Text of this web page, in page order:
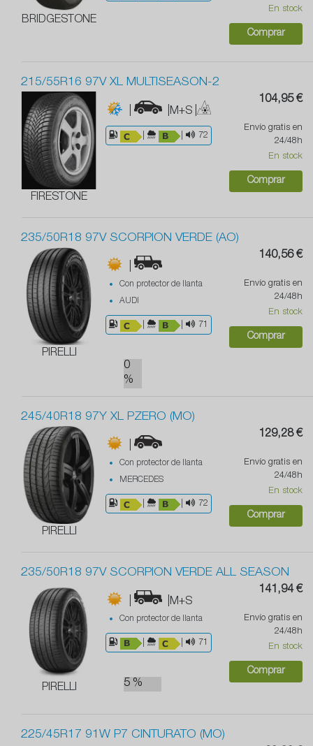
BRIDGESTONE
En stock
Comprar
215/55R16 97V XL MULTISEASON-2
FIRESTONE
| |M+S |
72
104,95 €
Envío gratis en
24/48h
En stock
Comprar
235/50R18 97V SCORPION VERDE (AO)
PIRELLI
|
Con protector de llanta
AUDI
71
0
%
140,56 €
Envío gratis en
24/48h
En stock
Comprar
245/40R18 97Y XL PZERO (MO)
PIRELLI
|
Con protector de llanta
MERCEDES
72
129,28 €
Envío gratis en
24/48h
En stock
Comprar
235/50R18 97V SCORPION VERDE ALL SEASON
PIRELLI
| |M+S
Con protector de llanta
71
5 %
141,94 €
Envío gratis en
24/48h
En stock
Comprar
225/45R17 91W P7 CINTURATO (MO)